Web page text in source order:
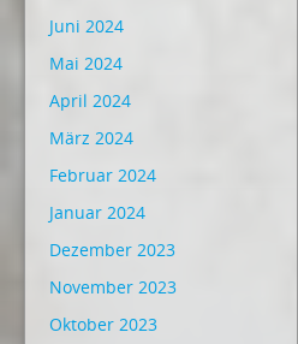
Juni 2024
Mai 2024
April 2024
März 2024
Februar 2024
Januar 2024
Dezember 2023
November 2023
Oktober 2023